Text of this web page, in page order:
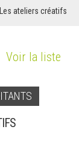
Les ateliers créatifs
Voir la liste
COMMUNAL